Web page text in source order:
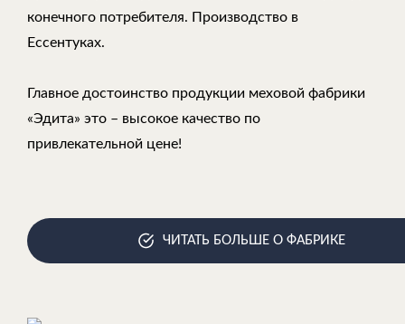
конечного потребителя. Производство в
Ессентуках.
Главное достоинство продукции меховой фабрики
«Эдита» это – высокое качество по
привлекательной цене!
ЧИТАТЬ БОЛЬШЕ О ФАБРИКЕ